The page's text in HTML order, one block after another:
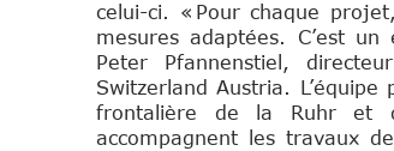
celui-ci. « Pour chaque
mesures adaptées. C’est
Peter Pfannenstiel,
Switzerland Austria.
frontalière de la Ruhr et
accompagnent les travaux